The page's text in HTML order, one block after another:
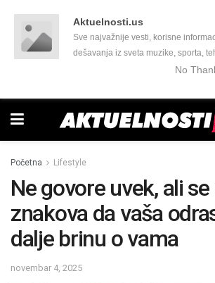
Aktuelnosti.us
Sve najvažnije vesti, korisne
dešavanja iz sveta muzike, sporta,
još mnogo toga zanimljivog.No
Početna Lifestyle
Ne govore uvek, ali
znakova da vaša
dalje brinu o vama
novembar 4, 2025